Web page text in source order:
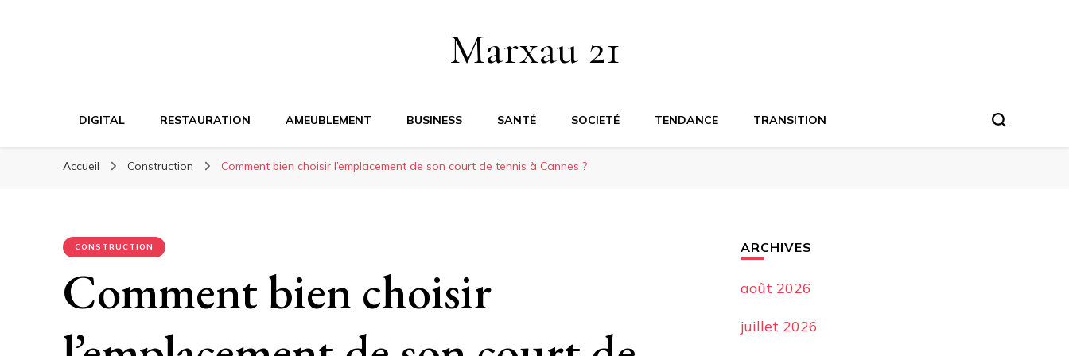
Marxau 21
DIGITAL RESTAURATION AMEUBLEMENT BUSINESS SANTÉ SOCIETÉ TENDANCE TRANSITION
Accueil Construction Comment bien choisir l’emplacement de son court de tennis à Cannes ?
CONSTRUCTION
Comment bien choisir
ARCHIVES
août 2026
juillet 2026